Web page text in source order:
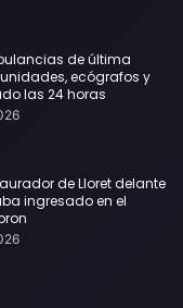
de última
ecógrafos y
las 24 horas
de Lloret delante
ingresado en el